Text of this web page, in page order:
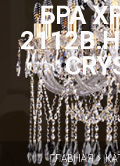
БРА
ГЛАВНАЯ